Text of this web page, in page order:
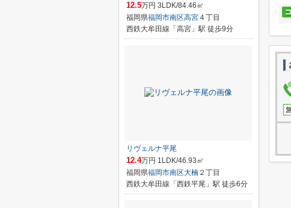
12.5万円 3LDK/84.46㎡
福岡県福岡市南区高宮４丁目
西鉄大牟田線「高宮」駅 徒歩9分
リヴェルナ平尾
12.4万円 1LDK/46.93㎡
福岡県福岡市南区大楠 ２丁目
西鉄大牟田線「西鉄平尾」駅 徒歩6分